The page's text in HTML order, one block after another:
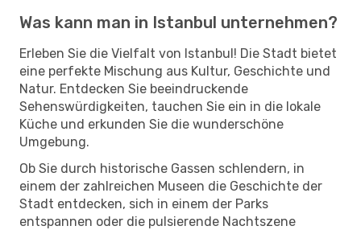
Was kann man in Istanbul unternehmen?
Erleben Sie die Vielfalt von Istanbul! Die Stadt bietet
eine perfekte Mischung aus Kultur, Geschichte und
Natur. Entdecken Sie beeindruckende
Sehenswürdigkeiten, tauchen Sie ein in die lokale
Küche und erkunden Sie die wunderschöne
Umgebung.
Ob Sie durch historische Gassen schlendern, in
einem der zahlreichen Museen die Geschichte der
Stadt entdecken, sich in einem der Parks
entspannen oder die pulsierende Nachtszene